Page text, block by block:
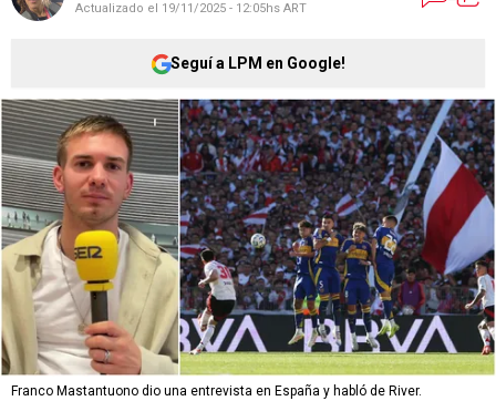
Actualizado el 19/11/2025 - 12:05hs ART
Seguí a LPM en Google!
Franco Mastantuono dio una entrevista en España y habló de River.